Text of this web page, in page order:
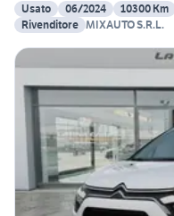
Usato
06/2024 10300 Km
Rivenditore MIXAUTO S.R.L.